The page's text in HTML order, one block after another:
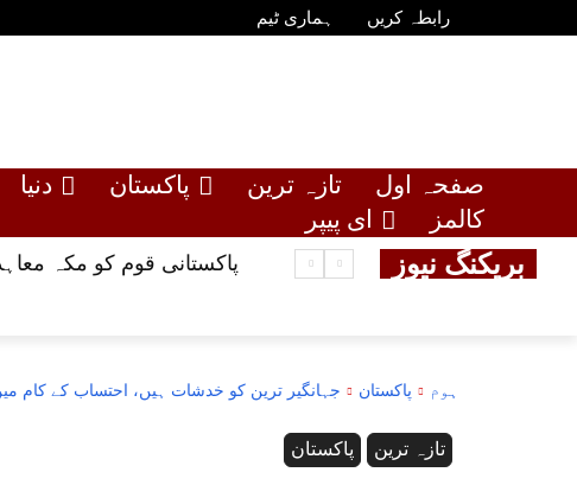
رابطہ کریں ہماری ٹیم
صفحہ اول تازہ ترین پاکستان دنیا
کالمز
ای پیپر
بریکنگ نیوز پاکستانی قوم کو مکہ
ہوم پاکستان جہانگیر ترین کو خدشات ہیں، احتساب کے کام
پاکستان تازہ ترین